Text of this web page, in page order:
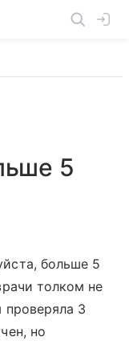
5
больше 5
толком не
проверяла 3
но